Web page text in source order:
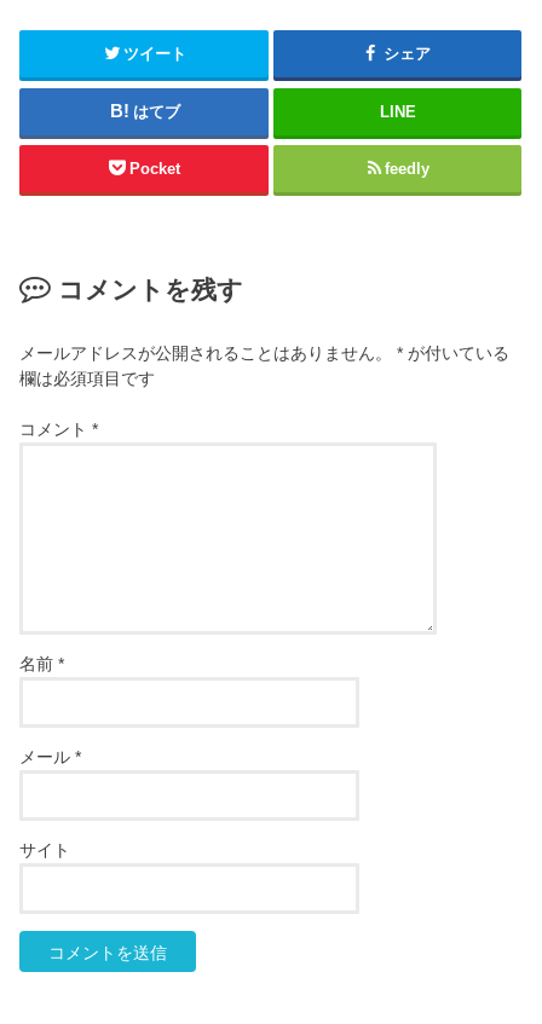
ツイート シェア
はてブ LINE
Pocket feedly
コメントを残す
メールアドレスが公開されることはありません。 * が付いている
欄は必須項目です
コメント*
名前*
メール*
サイト